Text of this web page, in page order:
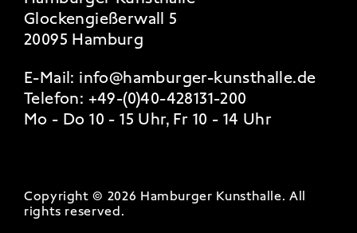
Glockengießerwall 5
20095 Hamburg
E-Mail: info@hamburger-kunsthalle.de
Telefon: +49-(0)40-428131-200
Mo - Do 10 - 15 Uhr, Fr 10 - 14 Uhr
Copyright © 2026 Hamburger Kunsthalle. All
rights reserved.